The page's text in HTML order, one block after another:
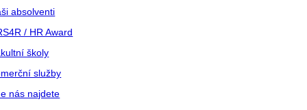
absolventi
/ HR Award
školy
služby
nás najdete